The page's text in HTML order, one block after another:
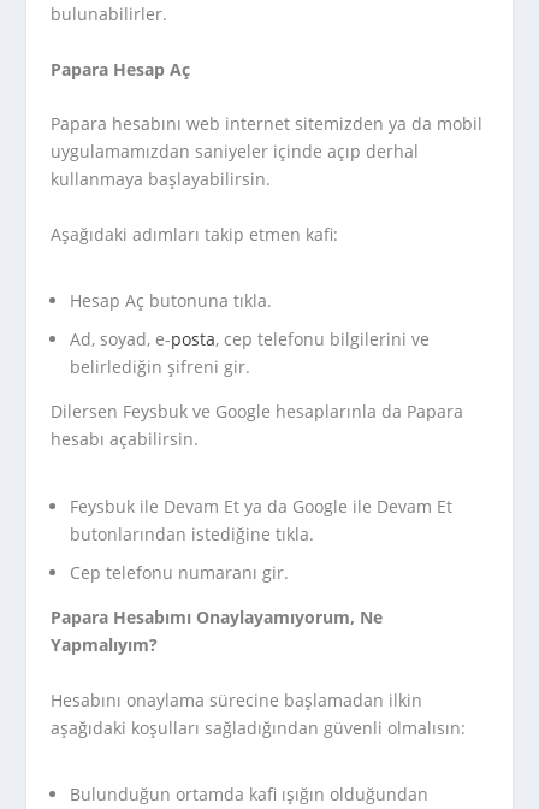
bulunabilirler.
Papara Hesap Aç
Papara hesabını web internet sitemizden ya da mobil
uygulamamızdan saniyeler içinde açıp derhal
kullanmaya başlayabilirsin.
Aşağıdaki adımları takip etmen kafi:
Hesap Aç butonuna tıkla.
Ad, soyad, e-posta, cep telefonu bilgilerini ve
belirlediğin şifreni gir.
Dilersen Feysbuk ve Google hesaplarınla da Papara
hesabı açabilirsin.
Feysbuk ile Devam Et ya da Google ile Devam Et
butonlarından istediğine tıkla.
Cep telefonu numaranı gir.
Papara Hesabımı Onaylayamıyorum, Ne
Yapmalıyım?
Hesabını onaylama sürecine başlamadan ilkin
aşağıdaki koşulları sağladığından güvenli olmalısın:
Bulunduğun ortamda kafi ışığın olduğundan